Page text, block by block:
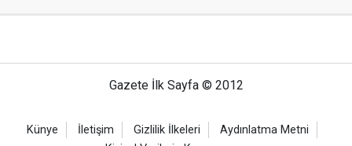
Gazete İlk Sayfa © 2012
Künye İletişim Gizlilik İlkeleri
Aydınlatma Metni